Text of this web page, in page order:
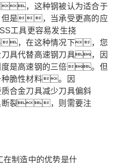
，这种钢被认为适合于
是，当承受更高的应
工具更容易发生挠
，在这种情况下，您
刀具代替高速钢刀具，因
度是高速钢的三倍。但
脆性材料。因
合金刀具减少刀具偏斜
裂，则需要注
在制造中的优势是什